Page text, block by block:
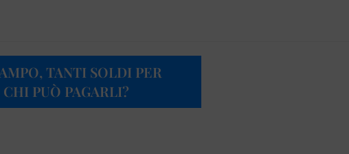
TANTI SOLDI PER
PUÒ PAGARLI?